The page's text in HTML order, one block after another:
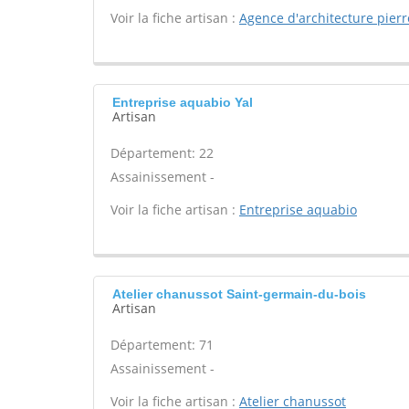
Voir la fiche artisan : Agence d'architecture
Entreprise aquabio Yal
Artisan
Département: 22
Assainissement -
Voir la fiche artisan : Entreprise aquabio
Atelier chanussot Saint-germain-du-bois
Artisan
Département: 71
Assainissement -
Voir la fiche artisan : Atelier chanussot